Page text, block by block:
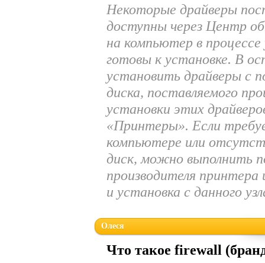
Некоторые драйверы
доступны через Центр
на компьютер в
готовы к установке. В
установить драйверы с
диска, поставляемого
установки этих
«Принтеры». Если
компьютере или
диск, можно выполнить
производителя принтера
и установка с данного
Что такое firewall
Олеся